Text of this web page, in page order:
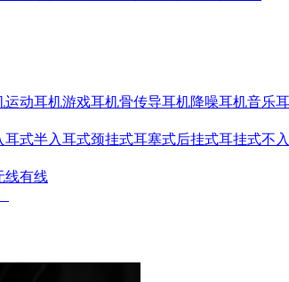
运动耳机游戏耳机骨传导耳机降噪耳机音乐
耳式半入耳式颈挂式耳塞式后挂式耳挂式不
线有线